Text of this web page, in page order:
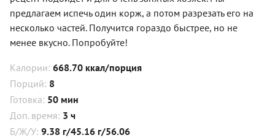
предлагаем испечь один корж, а потом разрезать его на
несколько частей. Получится гораздо быстрее, но не
менее вкусно. Попробуйте!
Калории: 668.70 ккал/порция
Порций: 8
Готовка: 50 мин
Доп. время: 3 ч
Б/Ж/У: 9.38 г/45.16 г/56.06